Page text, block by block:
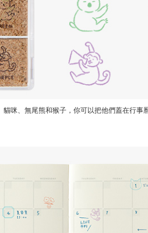
貓咪、無尾熊和猴子，你可以把他們蓋在行事